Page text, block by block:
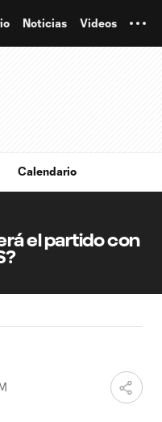
Noticias Videos
Calendario
el partido con